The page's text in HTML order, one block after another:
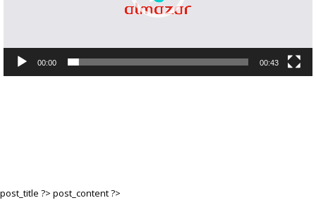
00:00 00:43
post_title ?> post_content ?>